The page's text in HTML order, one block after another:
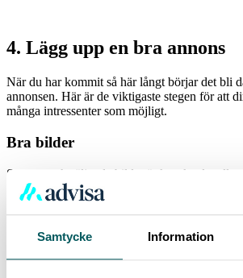
Samtycke Information
4. Lägg upp en bra annons
När du har kommit så här långt börjar det bli
annonsen. Här är de viktigaste stegen för att
många intressenter som möjligt.
Bra bilder
Snygga och säljande bilder är kanske det allra
annons ska sticka ut och få många klick. Se
snygg och ta bilden i bra ljus mot en neutral
många bilder in- och utvändigt där du visar
skick. Utelämna inte några skador – det är
dessa från början.